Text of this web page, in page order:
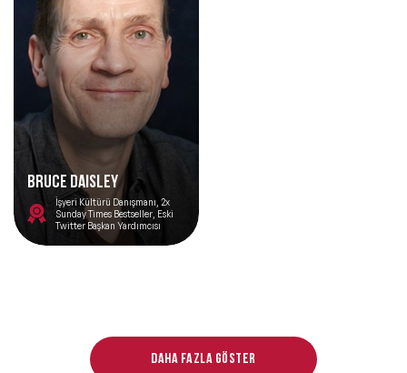
Bruce Daisley
İşyeri Kültürü Danışmanı, 2x
Sunday Times Bestseller, Eski
Twitter Başkan Yardımcısı
Daha fazla göster